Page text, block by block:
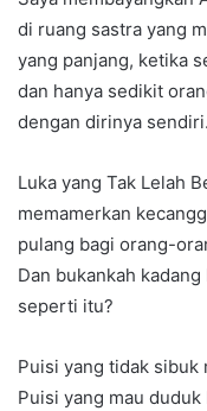
di ruang sastra yang
yang panjang, ketika
dan hanya sedikit
dengan dirinya sendiri.
Luka yang Tak Lelah
memamerkan
pulang bagi orang-
Dan bukankah
seperti itu?
Puisi yang tidak sibuk
Puisi yang mau duduk